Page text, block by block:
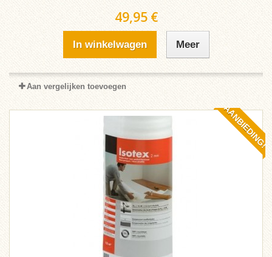
49,95 €
In winkelwagen Meer
Aan vergelijken toevoegen
AANBIEDING!